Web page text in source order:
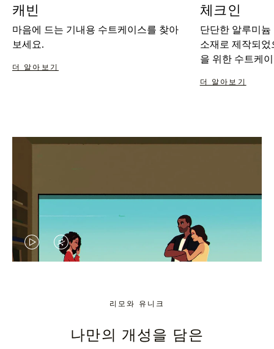
캐빈
마음에 드는 기내용 수트케이스를 찾아
보세요.
더 알아보기
체크인
단단한 알루미
소재로 제작되
을 위한 수트케
더 알아보기
VIDEO
PRESS
VIDEO
MUTED,
PRESS
리모와 유니크
나만의 개성을 담은